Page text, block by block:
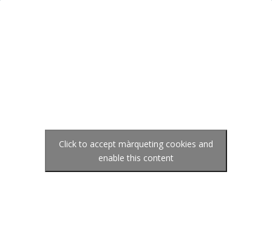
Click to accept màrqueting cookies and
enable this content